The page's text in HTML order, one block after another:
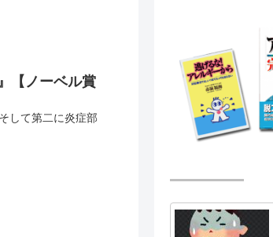
ート～
【ノーベル賞
して第二に炎症部